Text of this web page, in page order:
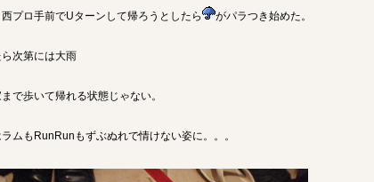
プロ手前でUターンして帰ろうとしたら がパラつき始めた。
ら次第には大雨
で歩いて帰れる状態じゃない。
ムもRunRunもずぶぬれで情けない姿に。。。